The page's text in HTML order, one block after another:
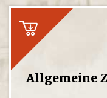
Allgemeine